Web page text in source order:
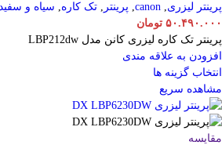
پرینتر لیزری,
canon
, پرینتر , تک کاره, سیاه و
۵۰.۴۹۰.۰۰۰ تومان
پرینتر تک کاره لیزری کانن مدل LBP212dw
افزودن به علاقه مندی
انتخاب گزینه ها
مشاهده سریع
مقایسه